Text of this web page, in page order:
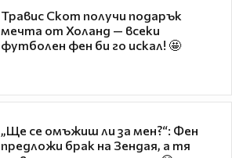
Травис Скот получи подарък
мечта от Холанд — всеки
футболен фен би го искал! 🤩
„Ще се омъжиш ли за мен?“: Фен
предложи брак на Зендая, а тя